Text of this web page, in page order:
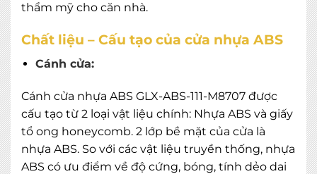
thẩm mỹ cho căn nhà.
Chất liệu – Cấu tạo của cửa nhựa ABS
Cánh cửa:
Cánh cửa nhựa ABS GLX-ABS-111-M8707 được
cấu tạo từ 2 loại vật liệu chính: Nhựa ABS và giấy
tổ ong honeycomb. 2 lớp bề mặt của cửa là
nhựa ABS. So với các vật liệu truyền thống, nhựa
ABS có ưu điểm về độ cứng, bóng, tính dẻo dai